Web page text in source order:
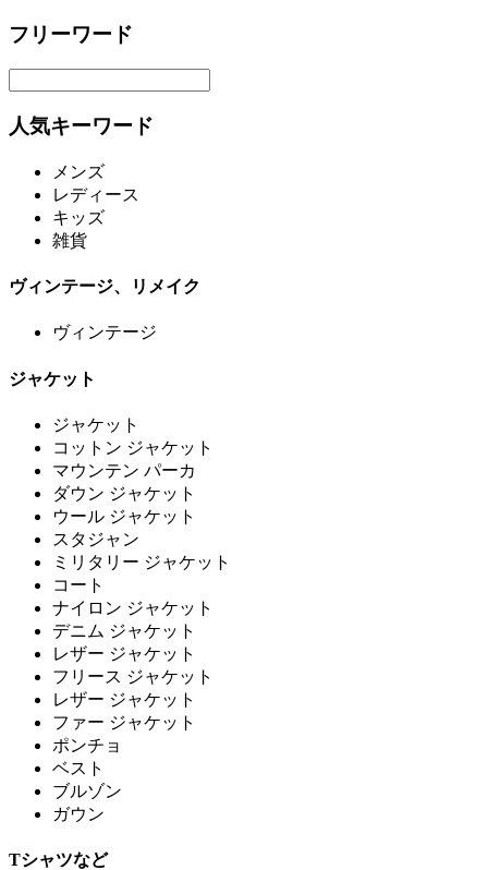
フリーワード
人気キーワード
メンズ
レディース
キッズ
雑貨
ヴィンテージ、リメイク
ヴィンテージ
ジャケット
ジャケット
コットン ジャケット
マウンテン パーカ
ダウン ジャケット
ウール ジャケット
スタジャン
ミリタリー ジャケット
コート
ナイロン ジャケット
デニム ジャケット
レザー ジャケット
フリース ジャケット
レザー ジャケット
ファー ジャケット
ポンチョ
ベスト
ブルゾン
ガウン
Tシャツなど